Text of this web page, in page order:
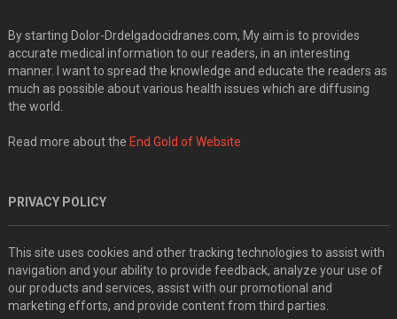
By starting Dolor-Drdelgadocidranes.com, My aim is to provides
accurate medical information to our readers, in an interesting
manner. I want to spread the knowledge and educate the readers as
much as possible about various health issues which are diffusing
the world.
Read more about the End Gold of Website
PRIVACY POLICY
This site uses cookies and other tracking technologies to assist with
navigation and your ability to provide feedback, analyze your use of
our products and services, assist with our promotional and
marketing efforts, and provide content from third parties.